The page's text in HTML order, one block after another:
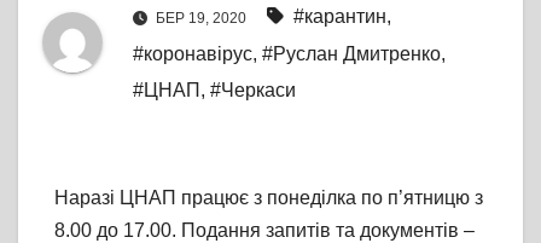
БЕР 19, 2020 #карантин,
#коронавірус, #Руслан Дмитренко,
#ЦНАП , #Черкаси
Наразі ЦНАП працює з понеділка по п’ятницю з
8.00 до 17.00. Подання запитів та документів –